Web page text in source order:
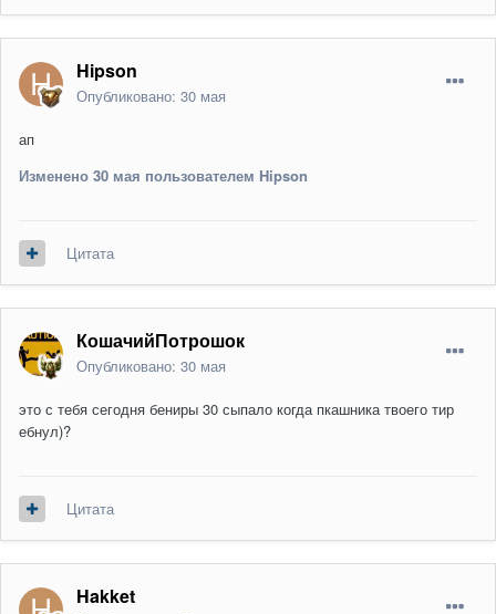
Hipson
Опубликовано: 30 мая
ап
Изменено 30 мая пользователем Hipson
Цитата
КошачийПотрошок
Опубликовано: 30 мая
это с тебя сегодня бениры 30 сыпало когда пкашника твоего тир
ебнул)?
Цитата
Hakket